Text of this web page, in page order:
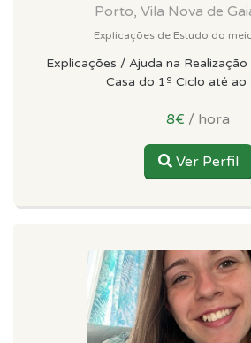
Porto, Vila Nova de
Explicações de Estudo do
Explicações / Ajuda na
Casa do 1º Ciclo até ao
8€ / hora
Ver Perfil